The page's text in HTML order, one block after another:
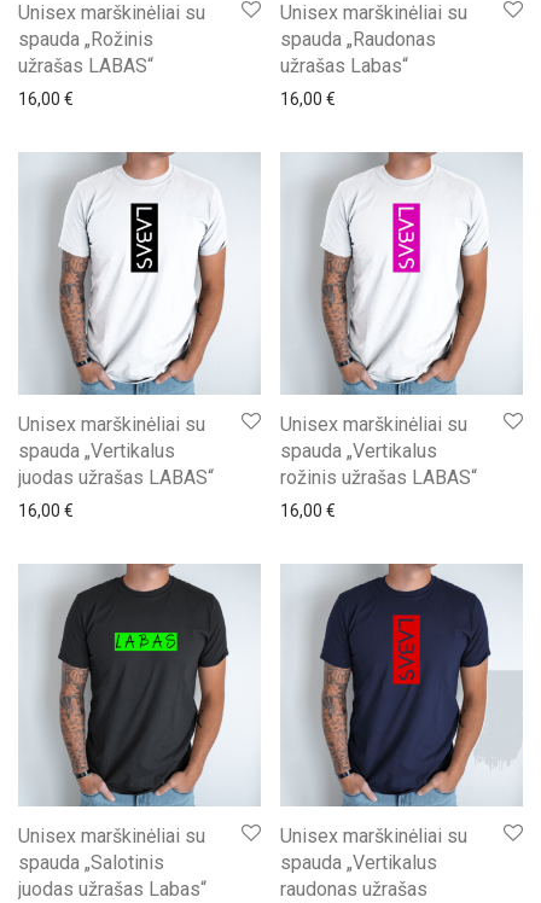
Unisex marškinėliai su
spauda „Rožinis
užrašas LABAS“
16,00 €
Unisex marškinėliai su
spauda „Raudonas
užrašas Labas“
16,00 €
Unisex marškinėliai su
spauda „Vertikalus
juodas užrašas LABAS“
16,00 €
Unisex marškinėliai su
spauda „Vertikalus
rožinis užrašas LABAS“
16,00 €
Unisex marškinėliai su
spauda „Salotinis
juodas užrašas Labas“
Unisex marškinėliai su
spauda „Vertikalus
raudonas užrašas